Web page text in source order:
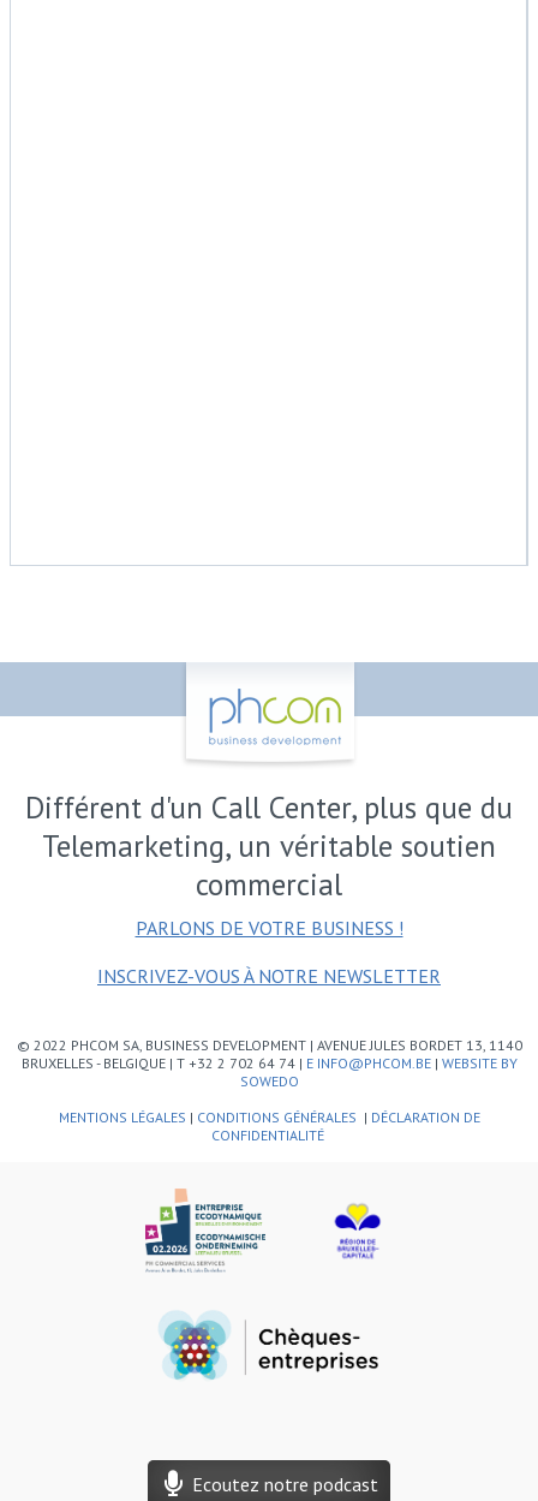
Ecoutez notre podcast
Différent d'un Call Center, plus que du
Telemarketing, un véritable soutien
commercial
PARLONS DE VOTRE BUSINESS !
INSCRIVEZ-VOUS À NOTRE NEWSLETTER
© 2022 PHCOM SA, BUSINESS DEVELOPMENT | AVENUE JULES BORDET 13, 1140
BRUXELLES - BELGIQUE | T +32 2 702 64 74 | E INFO@PHCOM.BE| WEBSITE BY
SOWEDO
MENTIONS LÉGALES | CONDITIONS GÉNÉRALES | DÉCLARATION DE
CONFIDENTIALITÉ